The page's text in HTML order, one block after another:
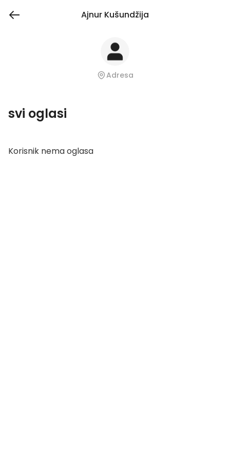
Ajnur Kušundžija
Adresa
svi oglasi
Korisnik nema oglasa